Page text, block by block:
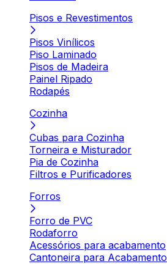
Pisos e Revestimentos
Pisos Vinílicos
Piso Laminado
Pisos de Madeira
Painel Ripado
Rodapés
Cozinha
Cubas para Cozinha
Torneira e Misturador
Pia de Cozinha
Filtros e Purificadores
Forros
Forro de PVC
Rodaforro
Acessórios para acabamento
Cantoneira para Acabamento